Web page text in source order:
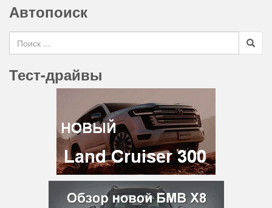
Автопоиск
Search for
Тест-драйвы